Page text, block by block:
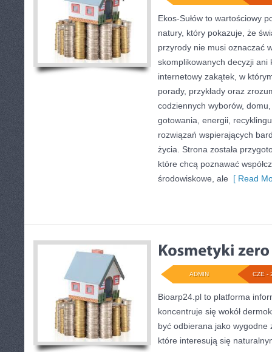
Ekos-Sułów to wartościowy
natury, który pokazuje, że
przyrody nie musi oznaczać
skomplikowanych decyzji ani
internetowy zakątek, w
porady, przykłady oraz
codziennych wyborów,
gotowania, energii,
rozwiązań wspierających
życia. Strona została
które chcą poznawać
środowiskowe, ale [ Read
CZE -
ADMIN
Bioarp24.pl to platforma
koncentruje się wokół
być odbierana jako
które interesują się